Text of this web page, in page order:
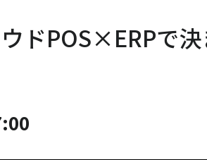
ドPOS×ERPで決